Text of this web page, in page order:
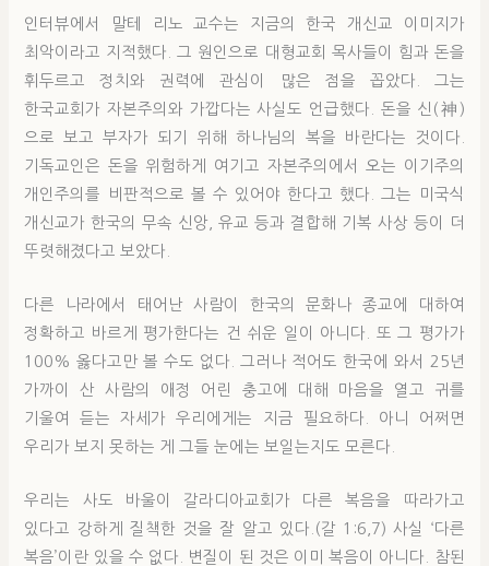
인터뷰에서 말테 리노 교수는 지금의 한국 개신교 이미지가
최악이라고 지적했다. 그 원인으로 대형교회 목사들이 힘과 돈을
휘두르고 정치와 권력에 관심이 많은 점을 꼽았다. 그는
한국교회가 자본주의와 가깝다는 사실도 언급했다. 돈을 신(神)
으로 보고 부자가 되기 위해 하나님의 복을 바란다는 것이다.
기독교인은 돈을 위험하게 여기고 자본주의에서 오는 이기주의
개인주의를 비판적으로 볼 수 있어야 한다고 했다. 그는 미국식
개신교가 한국의 무속 신앙, 유교 등과 결합해 기복 사상 등이 더
뚜렷해졌다고 보았다.
다른 나라에서 태어난 사람이 한국의 문화나 종교에 대하여
정확하고 바르게 평가한다는 건 쉬운 일이 아니다. 또 그 평가가
100% 옳다고만 볼 수도 없다. 그러나 적어도 한국에 와서 25년
가까이 산 사람의 애정 어린 충고에 대해 마음을 열고 귀를
기울여 듣는 자세가 우리에게는 지금 필요하다. 아니 어쩌면
우리가 보지 못하는 게 그들 눈에는 보일는지도 모른다.
우리는 사도 바울이 갈라디아교회가 다른 복음을 따라가고
있다고 강하게 질책한 것을 잘 알고 있다.(갈 1:6,7) 사실 ‘다른
복음’이란 있을 수 없다. 변질이 된 것은 이미 복음이 아니다. 참된